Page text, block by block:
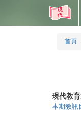
首頁
現代教
本期教訊